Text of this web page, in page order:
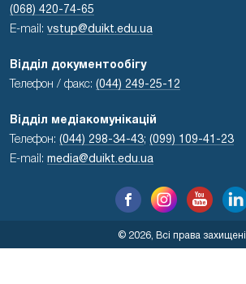
(068) 420-74-65
E-mail: vstup@duikt.edu.ua
Відділ документообігу
Телефон / факс: (044) 249-25-12
Відділ медіакомунікацій
Телефон: (044) 298-34-43; (099) 109-41-23
E-mail: media@duikt.edu.ua
© 2026, Всі права захищені